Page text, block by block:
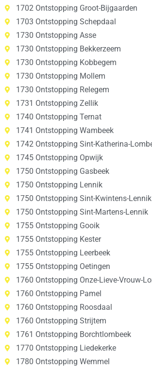
1702 Ontstopping Groot-Bijgaarden
1703 Ontstopping Schepdaal
1730 Ontstopping Asse
1730 Ontstopping Bekkerzeem
1730 Ontstopping Kobbegem
1730 Ontstopping Mollem
1730 Ontstopping Relegem
1731 Ontstopping Zellik
1740 Ontstopping Ternat
1741 Ontstopping Wambeek
1742 Ontstopping Sint-Katherina-
1745 Ontstopping Opwijk
1750 Ontstopping Gasbeek
1750 Ontstopping Lennik
1750 Ontstopping Sint-Kwintens-Lennik
1750 Ontstopping Sint-Martens-Lennik
1755 Ontstopping Gooik
1755 Ontstopping Kester
1755 Ontstopping Leerbeek
1755 Ontstopping Oetingen
1760 Ontstopping Onze-Lieve-Vrouw-
1760 Ontstopping Pamel
1760 Ontstopping Roosdaal
1760 Ontstopping Strijtem
1761 Ontstopping Borchtlombeek
1770 Ontstopping Liedekerke
1780 Ontstopping Wemmel